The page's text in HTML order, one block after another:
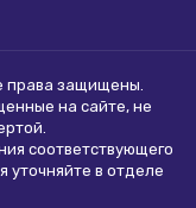
права защищены.
на сайте, не
.
соответствующего
уточняйте в отделе